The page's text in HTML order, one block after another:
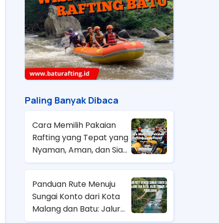
Paling Banyak Dibaca
Cara Memilih Pakaian
Rafting yang Tepat yang
Nyaman, Aman, dan Siap
Hadapi Arus
Panduan Rute Menuju
Sungai Konto dari Kota
Malang dan Batu: Jalur